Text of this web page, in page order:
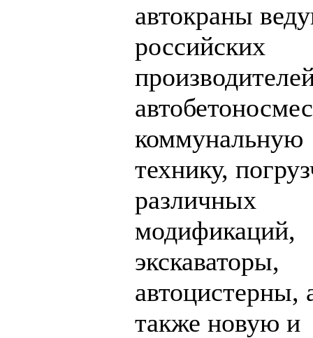
автокраны
российских
коммунальную
технику,
различных
модификаций,
экскаваторы,
автоцистерны,
также новую и